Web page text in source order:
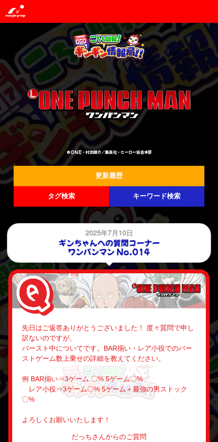
©ONE・村田雄介／集英社・ヒーロー協会本部
更新履歴
タグ検索 キーワード検索
2025年7月10日
ギンちゃんへの質問コーナー
ワンパンマン No.014
先日はご返答ありがとうございました！ 度々質問で申し
訳ないのですが、
バースト中についてです。BAR揃い・レア小役でのバー
ストゲーム数上乗せの詳細を教えてください。
例 BAR揃い⇒3ゲーム 〇% 5ゲーム〇%
レア小役⇒3ゲーム〇% 5ゲーム＋最強の男ストック
〇%
よろしくお願いいたします！
だっちさんからのご質問